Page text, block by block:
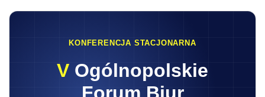
KONFERENCJA STACJONARNA
V Ogólnopolskie
Forum Biur